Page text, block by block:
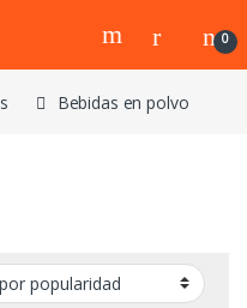
0
Bebidas en polvo